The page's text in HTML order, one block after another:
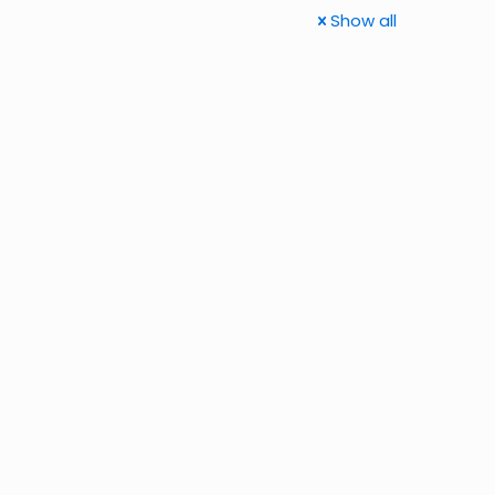
Show all